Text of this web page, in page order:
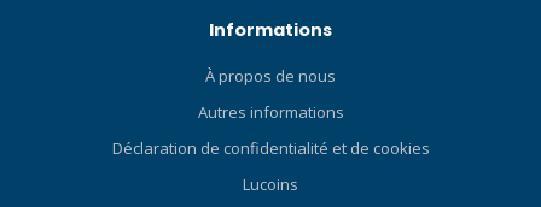
Informations
À propos de nous
Autres informations
Déclaration de confidentialité et de cookies
Lucoins